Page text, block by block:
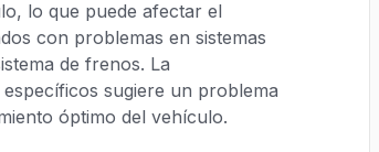
lo que puede afectar el
con problemas en sistemas
de frenos. La
sugiere un problema
óptimo del vehículo.